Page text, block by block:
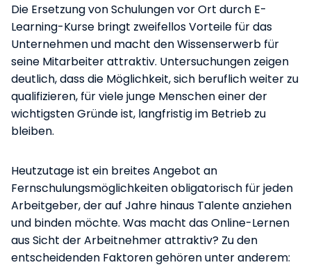
Die Ersetzung von Schulungen vor Ort durch E-
Learning-Kurse bringt zweifellos Vorteile für das
Unternehmen und macht den Wissenserwerb für
seine Mitarbeiter attraktiv. Untersuchungen zeigen
deutlich, dass die Möglichkeit, sich beruflich weiter zu
qualifizieren, für viele junge Menschen einer der
wichtigsten Gründe ist, langfristig im Betrieb zu
bleiben.
Heutzutage ist ein breites Angebot an
Fernschulungsmöglichkeiten obligatorisch für jeden
Arbeitgeber, der auf Jahre hinaus Talente anziehen
und binden möchte. Was macht das Online-Lernen
aus Sicht der Arbeitnehmer attraktiv? Zu den
entscheidenden Faktoren gehören unter anderem: